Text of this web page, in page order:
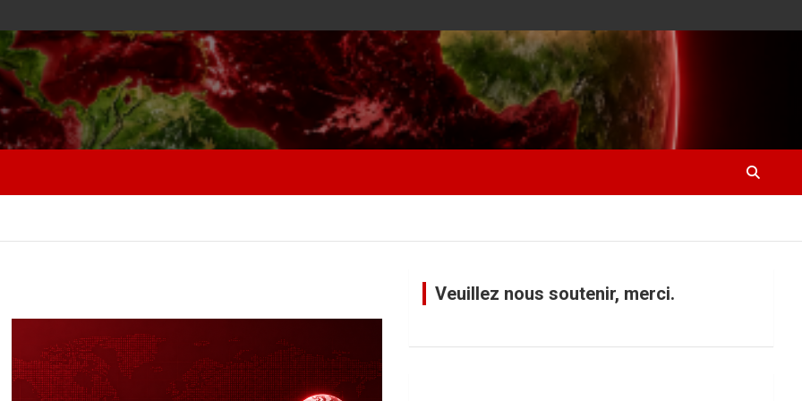
Veuillez nous soutenir, merci.